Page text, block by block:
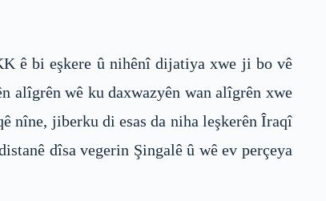
ê bi eşkere û nihênî dijatiya xwe ji bo vê
alîgrên wê ku daxwazyên wan alîgrên xwe
nîne, jiberku di esas da niha leşkerên Îraqî
dîsa vegerin Şingalê û wê ev perçeya